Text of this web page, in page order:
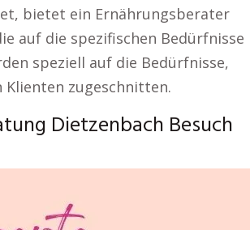
bietet ein Ernährungsberater
auf die spezifischen Bedürfnisse
speziell auf die Bedürfnisse,
Klienten zugeschnitten.
Dietzenbach Besuch